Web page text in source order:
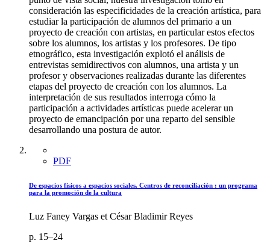
consideración las especificidades de la creación artística, para
estudiar la participación de alumnos del primario a un
proyecto de creación con artistas, en particular estos efectos
sobre los alumnos, los artistas y los profesores. De tipo
etnográfico, esta investigación explotó el análisis de
entrevistas semidirectivos con alumnos, una artista y un
profesor y observaciones realizadas durante las diferentes
etapas del proyecto de creación con los alumnos. La
interpretación de sus resultados interroga cómo la
participación a actividades artísticas puede acelerar un
proyecto de emancipación por una reparto del sensible
desarrollando una postura de autor.
PDF
De espacios físicos a espacios sociales. Centros de reconciliación : un programa
para la promoción de la cultura
Luz Faney Vargas et César Bladimir Reyes
p. 15–24